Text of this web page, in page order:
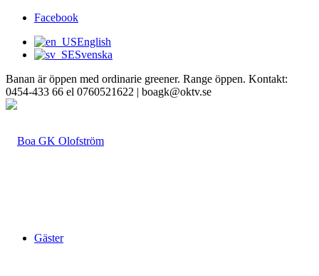
Facebook
English
Svenska
Banan är öppen med ordinarie greener. Range öppen. Kontakt:
0454-433 66 el 0760521622 | boagk@oktv.se
Gäster